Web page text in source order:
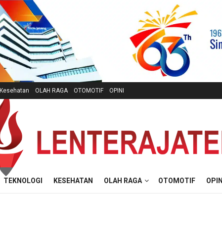
Kesehatan OLAH RAGA OTOMOTIF OPINI
TEKNOLOGI KESEHATAN OLAH RAGA OTOMOTIF OPINI